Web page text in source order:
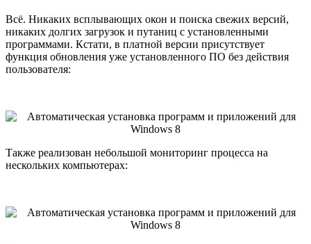
Всё. Никаких всплывающих окон и поиска свежих версий,
никаких долгих загрузок и путаниц с установленными
программами. Кстати, в платной версии присутствует
функция обновления уже установленного ПО без действия
пользователя:
Также реализован небольшой мониторинг процесса на
нескольких компьютерах: